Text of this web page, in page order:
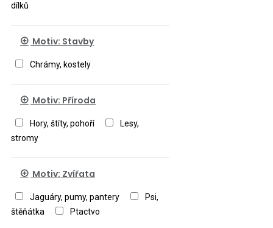
dílků
Motiv: Stavby
Chrámy, kostely
Motiv: Příroda
Hory, štíty, pohoří
Lesy,
stromy
Motiv: Zvířata
Jaguáry, pumy, pantery
Psi,
štěňátka
Ptactvo